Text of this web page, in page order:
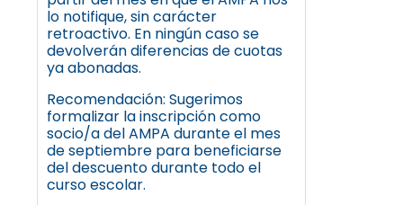
lo notifique, sin carácter
retroactivo. En ningún caso se
devolverán diferencias de cuotas
ya abonadas.
Recomendación: Sugerimos
formalizar la inscripción como
socio/a del AMPA durante el mes
de septiembre para beneficiarse
del descuento durante todo el
curso escolar.